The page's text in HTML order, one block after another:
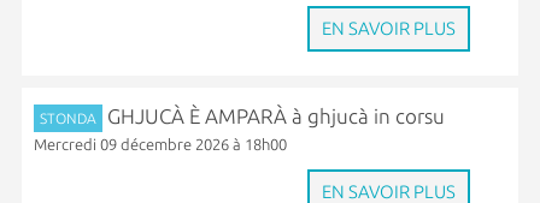
EN SAVOIR PLUS
STONDA GHJUCÀ È AMPARÀ à ghjucà in corsu
Mercredi 09 décembre 2026 à 18h00
EN SAVOIR PLUS